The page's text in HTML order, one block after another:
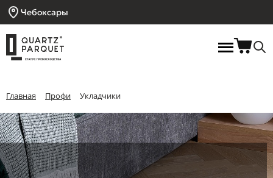
Чебоксары
Главная Профи Укладчики